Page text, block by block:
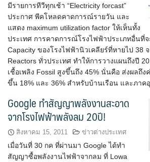
มีรายการทีวีทุกเช้า “Electricity forcast”
ประกาศ พีคโหลดคาดการณ์รายวัน และ
แสดง maximum utilization factor ให้เห็นทั้ง
ประเทศ การคาดการณ์โรงไฟฟ้าประเภทอื่นที่
Capacity ของโรงไฟฟ้านิวเคลียร์ที่หายไป 38
Reactors ทั่วประเทศ ทำให้การวางแผนถึงปี
เชื้อเพลิง Fossil สูงขึ้นถึง 45% นั่นคือ ส่งผลถึง
ขึ้น 18% และ 36% สำหรับบ้านเรือน และภาค
Google ทำสัญญาพลังงานสะอาด
จากโรงไฟฟ้าพลังลม 20ปี!
สิงหาคม 15, 2011 ข่าวต่างประเทศ
เมื่อวันที่ 30 กค ที่ผ่านมา Google ได้ทำ
สัญญาซื้อพลังงานไฟฟ้าจากลม ที่ Lowa